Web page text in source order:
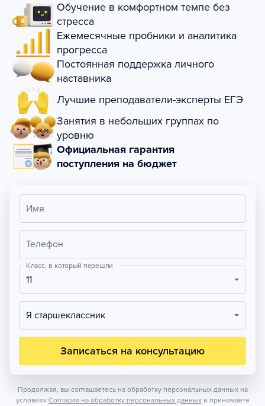
Обучение в комфортном темпе без
стресса
Ежемесячные пробники и аналитика
прогресса
Постоянная поддержка личного
наставника
Лучшие преподаватели-эксперты ЕГЭ
Занятия в небольших группах по
уровню
Официальная гарантия
поступления на бюджет
Имя
Телефон
Класс, в который перешли
11
Я старшеклассник
Записаться на консультацию
Продолжая, вы соглашаетесь на обработку персональных данных на
условиях Согласия на обработку персональных данных и принимаете